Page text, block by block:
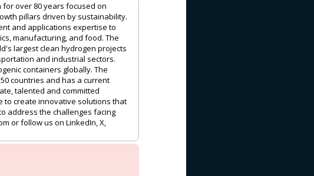
for over 80 years focused on
pillars driven by sustainability.
and applications expertise to
manufacturing, and food. The
largest clean hydrogen projects
and industrial sectors.
containers globally. The
countries and has a current
talented and committed
to create innovative solutions that
address the challenges facing
or follow us on LinkedIn, X,